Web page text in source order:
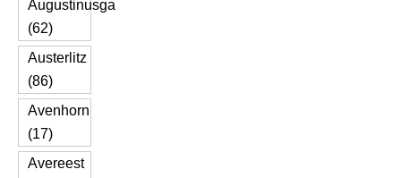
Augustinusga
(62)
Austerlitz
(86)
Avenhorn
(17)
Avereest